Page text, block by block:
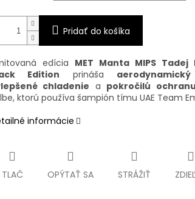
Pridať do košíka
edícia MET Manta MIPS Tadej
Edition prináša
chladenie a pokročilú
ktorú používa šampión tímu UAE Team
informácie
TLAČ OPÝTAŤ SA STRÁŽIŤ